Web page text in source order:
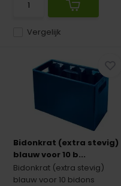
Vergelijk
Bidonkrat (extra stevig)
blauw voor 10 b...
Bidonkrat (extra stevig)
blauw voor 10 bidons